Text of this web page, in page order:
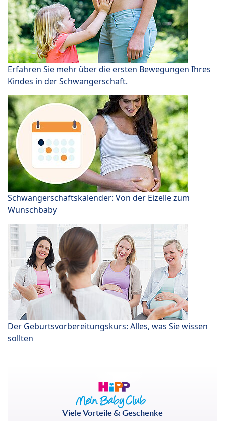
Erfahren Sie mehr über die ersten Bewegungen Ihres
Kindes in der Schwangerschaft.
Schwangerschaftskalender: Von der Eizelle zum
Wunschbaby
Der Geburtsvorbereitungskurs: Alles, was Sie wissen
sollten
Viele Vorteile & Geschenke